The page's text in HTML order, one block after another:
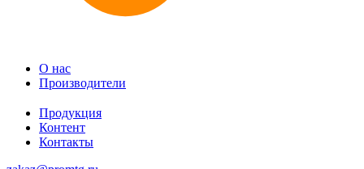
О нас
Производители
Продукция
Контент
Контакты